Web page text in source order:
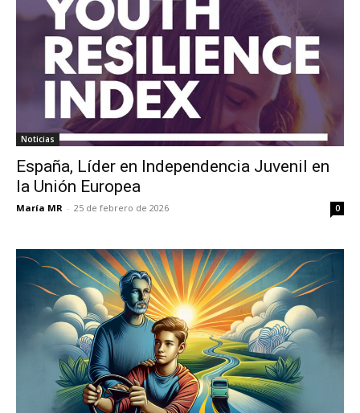
Noticias
España, Líder en Independencia Juvenil en
la Unión Europea
María MR - 25 de febrero de 2026 0